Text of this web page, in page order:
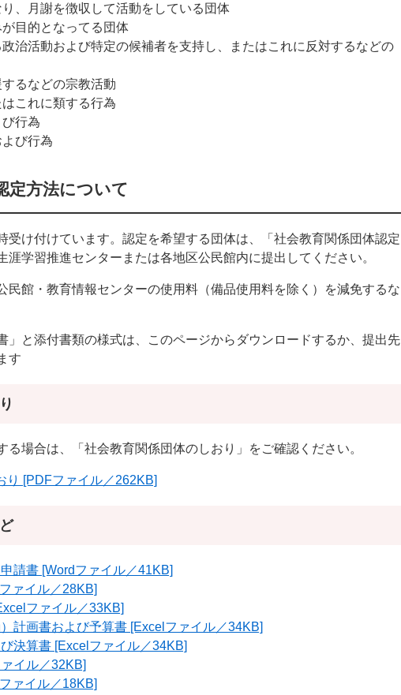
、月謝を徴収して活動をしている団体
目的となってる団体
治活動および特定の候補者を支持し、またはこれに反対するなどの
るなどの宗教活動
これに類する行為
行為
び行為
定方法について
受け付けています。認定を希望する団体は、「社会教育関係団体認定
涯学習推進センターまたは各地区公民館内に提出してください。
民館・教育情報センターの使用料（備品使用料を除く）を減免するな
と添付書類の様式は、このページからダウンロードするか、提出先
す
場合は、「社会教育関係団体のしおり」をご確認ください。
り [PDFファイル／262KB]
請書 [Wordファイル／41KB]
ァイル／28KB]
ファイル／33KB]
計画書および予算書 [Excelファイル／34KB]
決算書 [Excelファイル／34KB]
イル／32KB]
ァイル／18KB]